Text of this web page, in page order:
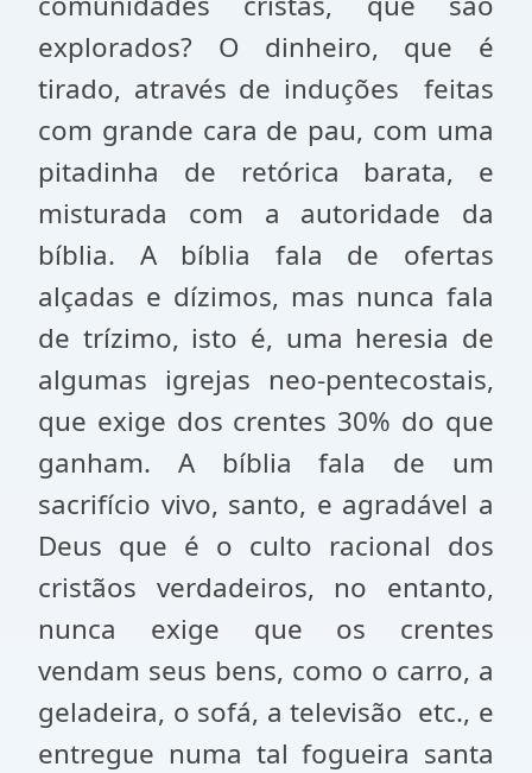
explorados? O dinheiro, que é
tirado, através de induções
feitas
com grande cara de pau, com uma
pitadinha de retórica barata, e
misturada com a autoridade da
bíblia. A bíblia fala de ofertas
alçadas e dízimos, mas nunca fala
de trízimo, isto é, uma heresia de
algumas igrejas neo-pentecostais,
que exige dos crentes 30% do que
ganham. A bíblia fala de um
sacrifício vivo, santo, e agradável a
Deus que é o culto racional dos
cristãos verdadeiros, no entanto,
nunca exige que os crentes
vendam seus bens, como o carro, a
geladeira, o sofá, a televisão etc., e
entregue numa tal fogueira santa